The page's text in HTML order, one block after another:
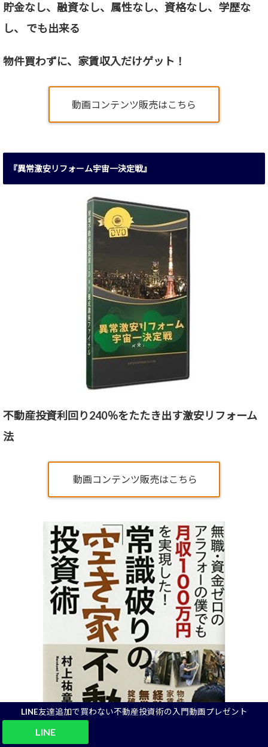
LINE友達追加で買わない不動産投資術の入門動画プレゼント
LINE
貯金なし、融資なし、属性なし、資格なし、 学歴な
し、 でも出来る
物件買わずに、家賃収入だけゲット！
動画コンテンツ販売はこちら
『異常激安リフォーム宇宙一決定戦』
不動産投資利回り240％をたたき出す激安リフォーム
法
動画コンテンツ販売はこちら